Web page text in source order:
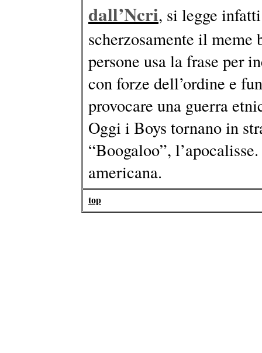
dall’Ncri, si legge
scherzosamente il meme
persone usa la frase per
con forze dell’ordine e
provocare una guerra
Oggi i Boys tornano in
“Boogaloo”,
americana.
top